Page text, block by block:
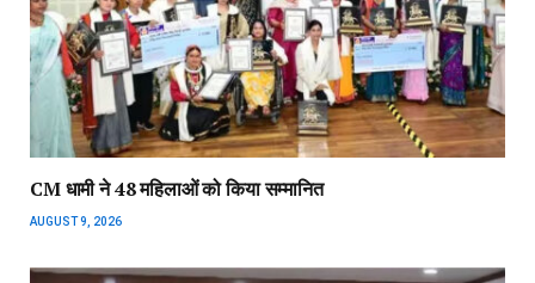
CM धामी ने 48 महिलाओं को किया सम्मानित
AUGUST 9, 2026